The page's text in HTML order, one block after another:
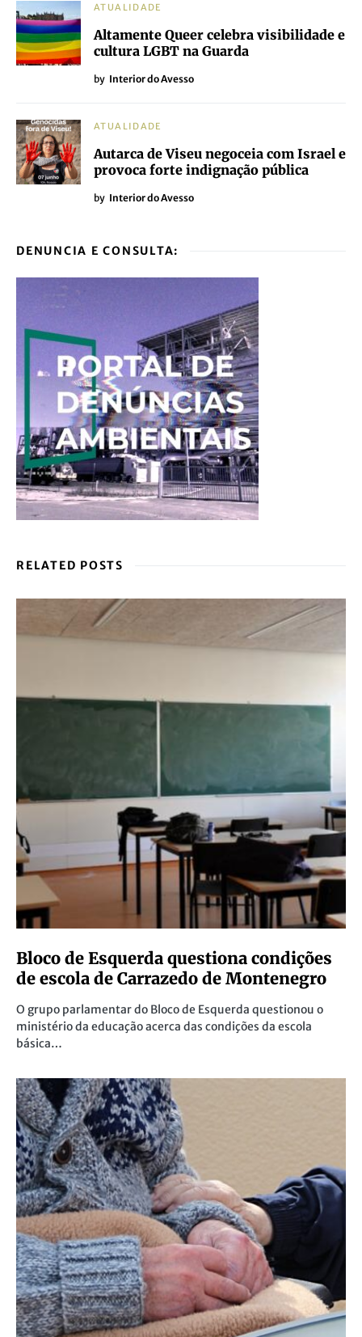
ATUALIDADE
Altamente Queer celebra visibilidade e
cultura LGBT na Guarda
by Interior do Avesso
ATUALIDADE
Autarca de Viseu negoceia com Israel e
provoca forte indignação pública
by Interior do Avesso
DENUNCIA E CONSULTA:
RELATED POSTS
Bloco de Esquerda questiona condições
de escola de Carrazedo de Montenegro
O grupo parlamentar do Bloco de Esquerda questionou o
ministério da educação acerca das condições da escola
básica…